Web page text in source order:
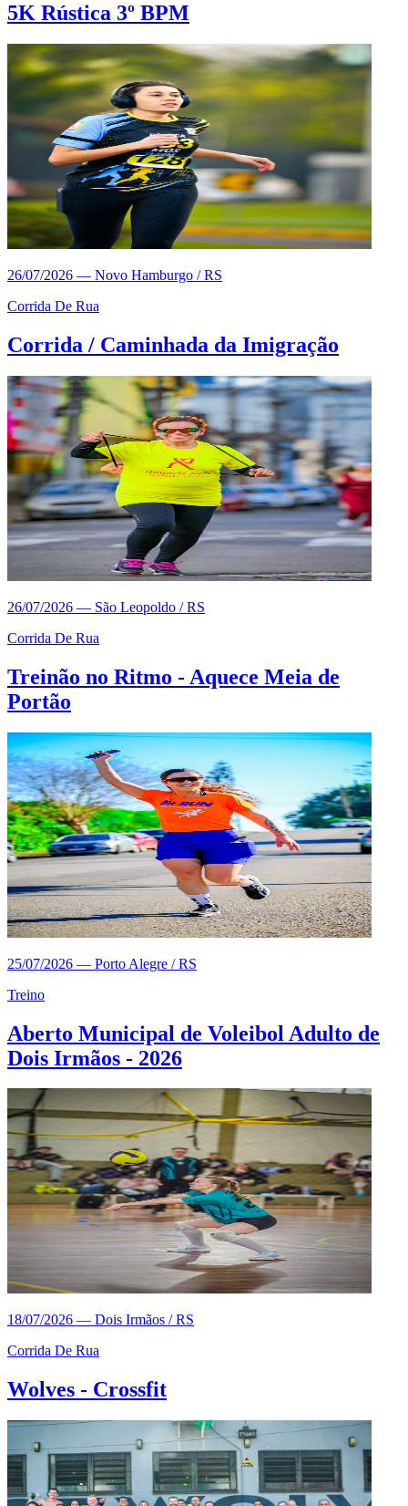
5K Rústica 3º BPM
26/07/2026 — Novo Hamburgo / RS
Corrida De Rua
Corrida / Caminhada da Imigração
26/07/2026 — São Leopoldo / RS
Corrida De Rua
Treinão no Ritmo - Aquece Meia de
Portão
25/07/2026 — Porto Alegre / RS
Treino
Aberto Municipal de Voleibol Adulto de
Dois Irmãos - 2026
18/07/2026 — Dois Irmãos / RS
Corrida De Rua
Wolves - Crossfit